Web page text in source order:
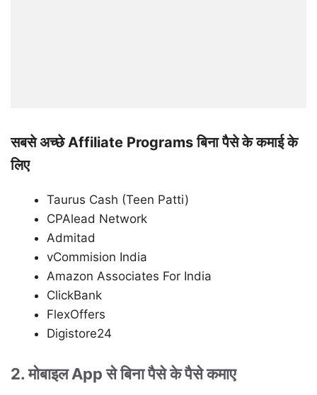
सबसे अच्छे Affiliate Programs बिना पैसे के कमाई के
लिए
Taurus Cash (Teen Patti)
CPAlead Network
Admitad
vCommision India
Amazon Associates For India
ClickBank
FlexOffers
Digistore24
2. मोबाइल App से बिना पैसे के पैसे कमाए